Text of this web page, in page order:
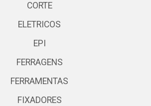
CORTE
ELETRICOS
EPI
FERRAGENS
FERRAMENTAS
FIXADORES